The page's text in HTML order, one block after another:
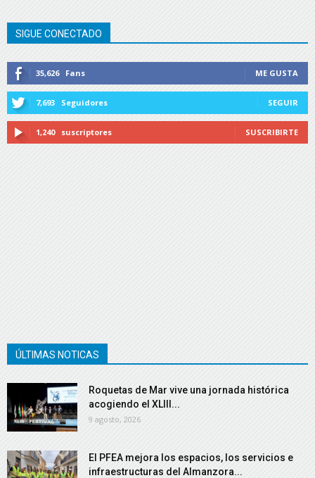
SIGUE CONECTADO
35,626 Fans ME GUSTA
7,693 Seguidores SEGUIR
1,240 suscriptores SUSCRIBIRTE
ÚLTIMAS NOTICAS
Roquetas de Mar vive una jornada histórica
acogiendo el XLIII...
9 agosto, 2026
El PFEA mejora los espacios, los servicios e
infraestructuras del Almanzora...